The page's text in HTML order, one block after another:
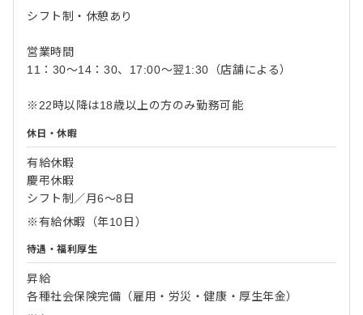
シフト制・休憩あり
営業時間
11：30～14：30、17:00～翌1:30（店舗による）
※22時以降は18歳以上の方のみ勤務可能
休日・休暇
有給休暇
慶弔休暇
シフト制／月6～8日
※有給休暇（年10日）
待遇・福利厚生
昇給
各種社会保険完備（雇用・労災・健康・厚生年金）